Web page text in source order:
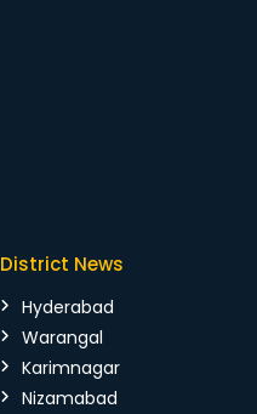
District News
Hyderabad
Warangal
Karimnagar
Nizamabad